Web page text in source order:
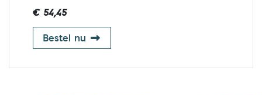
€ 54,45
Bestel nu 6 badenkaart AquaZwanger (De